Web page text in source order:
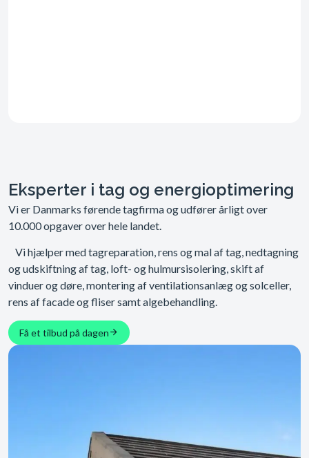
Eksperter i tag og energioptimering
Vi er Danmarks førende tagfirma og udfører årligt over
10.000 opgaver over hele landet.
Vi hjælper med tagreparation, rens og mal af tag, nedtagning
og udskiftning af tag, loft- og hulmursisolering, skift af
vinduer og døre, montering af ventilationsanlæg og solceller,
rens af facade og fliser samt algebehandling.
Få et tilbud på dagen